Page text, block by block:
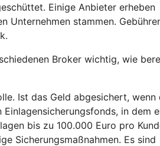
Einige Anbieter erheben
Unternehmen stammen.
Broker wichtig, wie
Ist das Geld abgesichert, wenn
in dem
bis zu 100.000 Euro pro
Sicherungsmaßnahmen. Es sind